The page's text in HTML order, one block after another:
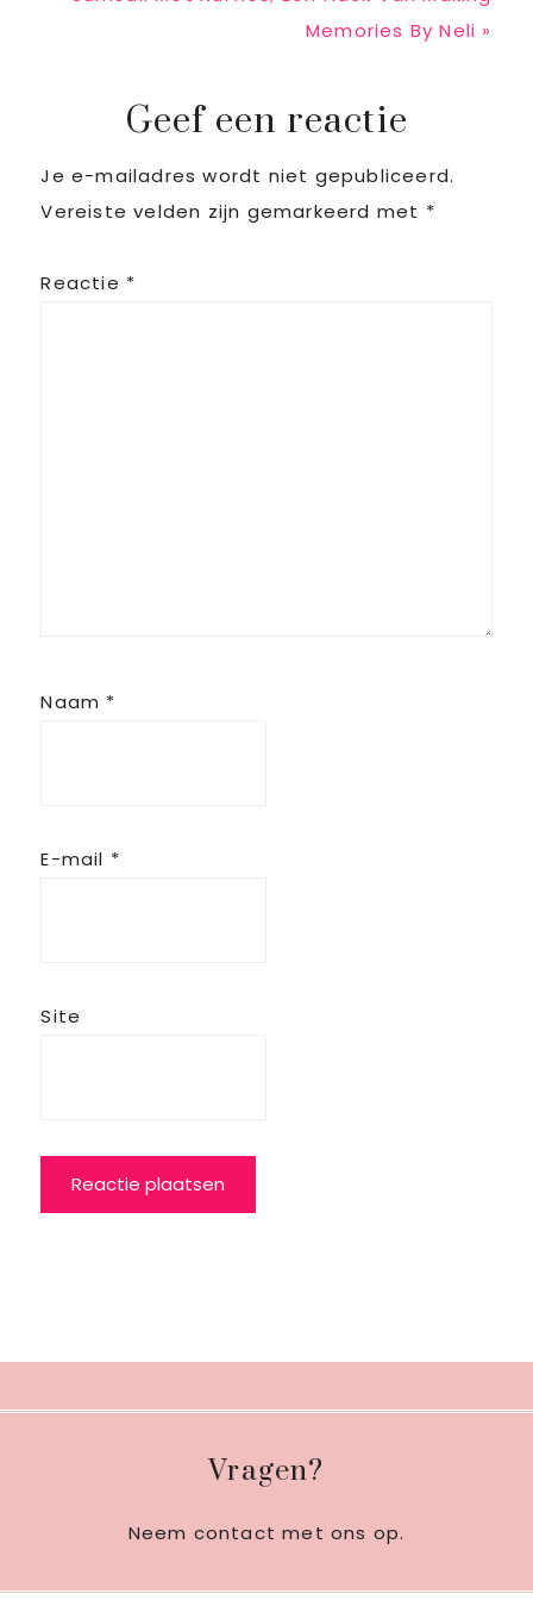
Memories By Neli »
Reader
Interactions
Geef een reactie
Je e-mailadres wordt niet gepubliceerd.
Vereiste velden zijn gemarkeerd met *
Reactie *
Naam *
E-mail *
Site
Vragen?
Neem contact met ons op.